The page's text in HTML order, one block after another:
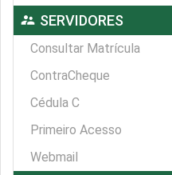
supervisor_account SERVIDORES
Consultar Matrícula
ContraCheque
Cédula C
Primeiro Acesso
Webmail